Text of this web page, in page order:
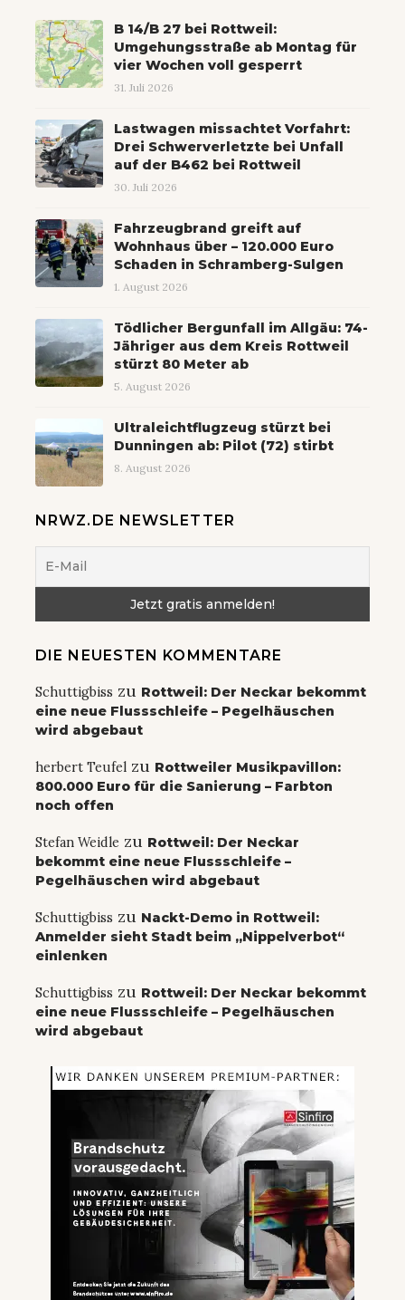
B 14/B 27 bei Rottweil:
Umgehungsstraße ab Montag für
vier Wochen voll gesperrt
31. Juli 2026
Lastwagen missachtet Vorfahrt:
Drei Schwerverletzte bei Unfall
auf der B462 bei Rottweil
30. Juli 2026
Fahrzeugbrand greift auf
Wohnhaus über – 120.000 Euro
Schaden in Schramberg-Sulgen
1. August 2026
Tödlicher Bergunfall im Allgäu: 74-
Jähriger aus dem Kreis Rottweil
stürzt 80 Meter ab
5. August 2026
Ultraleichtflugzeug stürzt bei
Dunningen ab: Pilot (72) stirbt
8. August 2026
NRWZ.DE NEWSLETTER
DIE NEUESTEN KOMMENTARE
Schuttigbiss zu Rottweil: Der Neckar bekommt
eine neue Flussschleife – Pegelhäuschen
wird abgebaut
herbert Teufel zu Rottweiler Musikpavillon:
800.000 Euro für die Sanierung – Farbton
noch offen
Stefan Weidle zu Rottweil: Der Neckar
bekommt eine neue Flussschleife –
Pegelhäuschen wird abgebaut
Schuttigbiss zu Nackt-Demo in Rottweil:
Anmelder sieht Stadt beim „Nippelverbot“
einlenken
Schuttigbiss zu Rottweil: Der Neckar bekommt
eine neue Flussschleife – Pegelhäuschen
wird abgebaut